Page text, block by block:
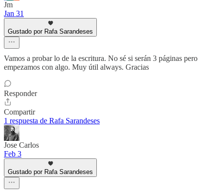
Jm
Jan 31
Gustado por Rafa Sarandeses
Vamos a probar lo de la escritura. No sé si serán 3 páginas pero
empezamos con algo. Muy útil always. Gracias
Responder
Compartir
1 respuesta de Rafa Sarandeses
Jose Carlos
Feb 3
Gustado por Rafa Sarandeses